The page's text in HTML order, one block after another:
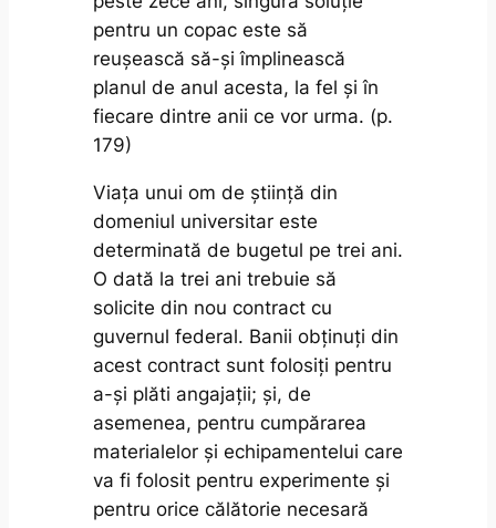
pentru un copac este să
reușească să-și împlinească
planul de anul acesta, la fel și în
fiecare dintre anii ce vor urma. (p.
179)
Viața unui om de știință din
domeniul universitar este
determinată de bugetul pe trei ani.
O dată la trei ani trebuie să
solicite din nou contract cu
guvernul federal. Banii obținuți din
acest contract sunt folosiți pentru
a-și plăti angajații; și, de
asemenea, pentru cumpărarea
materialelor și echipamentelui care
va fi folosit pentru experimente și
pentru orice călătorie necesară